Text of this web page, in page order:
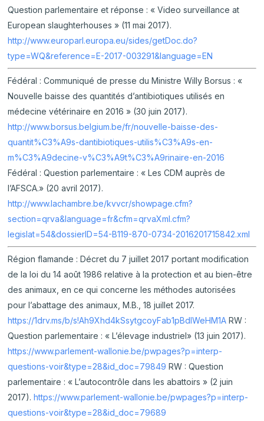
Question parlementaire et réponse : « Video surveillance at
European slaughterhouses » (11 mai 2017).
http://www.europarl.europa.eu/sides/getDoc.do?
type=WQ&reference=E-2017-003291&language=EN
Fédéral : Communiqué de presse du Ministre Willy Borsus : «
Nouvelle baisse des quantités d’antibiotiques utilisés en
médecine vétérinaire en 2016 » (30 juin 2017).
http://www.borsus.belgium.be/fr/nouvelle-baisse-des-
quantit%C3%A9s-dantibiotiques-utilis%C3%A9s-en-
m%C3%A9decine-v%C3%A9t%C3%A9rinaire-en-2016
Fédéral : Question parlementaire : « Les CDM auprès de
l’AFSCA.» (20 avril 2017).
http://www.lachambre.be/kvvcr/showpage.cfm?
section=qrva&language=fr&cfm=qrvaXml.cfm?
legislat=54&dossierID=54-B119-870-0734-2016201715842.xml
Région flamande : Décret du 7 juillet 2017 portant modification
de la loi du 14 août 1986 relative à la protection et au bien-être
des animaux, en ce qui concerne les méthodes autorisées
pour l’abattage des animaux, M.B., 18 juillet 2017.
https://1drv.ms/b/s!Ah9Xhd4kSsytgcoyFab1pBdlWeHM1A RW :
Question parlementaire : « L’élevage industriel» (13 juin 2017).
https://www.parlement-wallonie.be/pwpages?p=interp-
questions-voir&type=28&id_doc=79849 RW : Question
parlementaire : « L’autocontrôle dans les abattoirs » (2 juin
2017).https://www.parlement-wallonie.be/pwpages?p=interp-
questions-voir&type=28&id_doc=79689